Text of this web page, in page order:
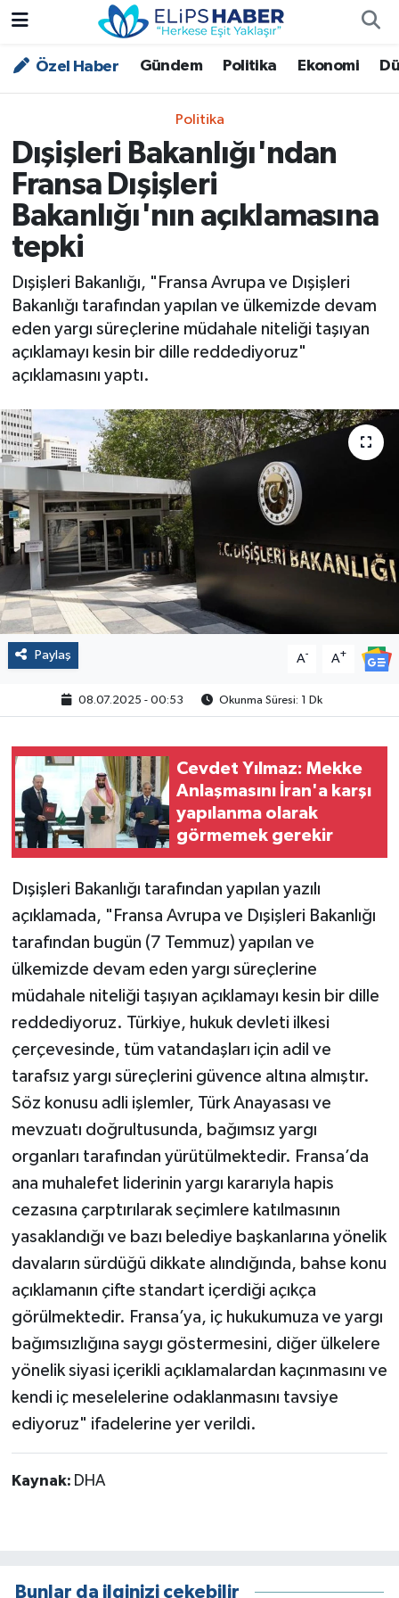
Özel Haber Gündem Politika Ekonomi
Politika
Dışişleri Bakanlığı'ndan
Fransa Dışişleri
Bakanlığı'nın açıklamasına
tepki
Dışişleri Bakanlığı, "Fransa Avrupa ve Dışişleri
Bakanlığı tarafından yapılan ve ülkemizde devam
eden yargı süreçlerine müdahale niteliği taşıyan
açıklamayı kesin bir dille reddediyoruz"
açıklamasını yaptı.
Paylaş A- A+
08.07.2025 - 00:53 Okunma Süresi: 1 Dk
Cevdet Yılmaz: Mekke
Anlaşmasını İran'a karşı
yapılanma olarak
görmemek gerekir
Dışişleri Bakanlığı tarafından yapılan yazılı
açıklamada, "Fransa Avrupa ve Dışişleri Bakanlığı
tarafından bugün (7 Temmuz) yapılan ve
ülkemizde devam eden yargı süreçlerine
müdahale niteliği taşıyan açıklamayı kesin bir dille
reddediyoruz. Türkiye, hukuk devleti ilkesi
çerçevesinde, tüm vatandaşları için adil ve
tarafsız yargı süreçlerini güvence altına almıştır.
Söz konusu adli işlemler, Türk Anayasası ve
mevzuatı doğrultusunda, bağımsız yargı
organları tarafından yürütülmektedir. Fransa’da
ana muhalefet liderinin yargı kararıyla hapis
cezasına çarptırılarak seçimlere katılmasının
yasaklandığı ve bazı belediye başkanlarına yönelik
davaların sürdüğü dikkate alındığında, bahse konu
açıklamanın çifte standart içerdiği açıkça
görülmektedir. Fransa’ya, iç hukukumuza ve yargı
bağımsızlığına saygı göstermesini, diğer ülkelere
yönelik siyasi içerikli açıklamalardan kaçınmasını ve
kendi iç meselelerine odaklanmasını tavsiye
ediyoruz" ifadelerine yer verildi.
Kaynak: DHA
Bunlar da ilginizi çekebilir
Özel Haber
Asayiş
Bilim - Teknoloji
Çevre - İklim
Kültür - Sanat
Magazin
Politika
Sağlık
Spor
Yaşam
Çalışma Hayatı
Kadın
Yurt
2024 Seçim Sonuçları
Nöbetçi Eczaneler
Trafik Durumu
Süper Lig Puan Durumu ve Fikstür
Tüm Manşetler
Son Dakika Haberleri